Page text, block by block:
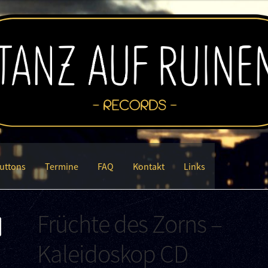
Termine FAQ Kontakt Links
Früchte des Zorns –
Kaleidoskop CD